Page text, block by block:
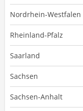
Nordrhein-Westfalen
Rheinland-Pfalz
Saarland
Sachsen
Sachsen-Anhalt